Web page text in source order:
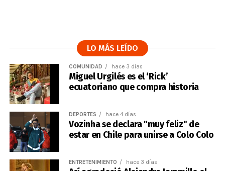
LO MÁS LEÍDO
COMUNIDAD hace 3 días
Miguel Urgilés es el ‘Rick’
ecuatoriano que compra historia
DEPORTES hace 4 días
Vozinha se declara "muy feliz" de
estar en Chile para unirse a Colo Colo
ENTRETENIMIENTO hace 3 días